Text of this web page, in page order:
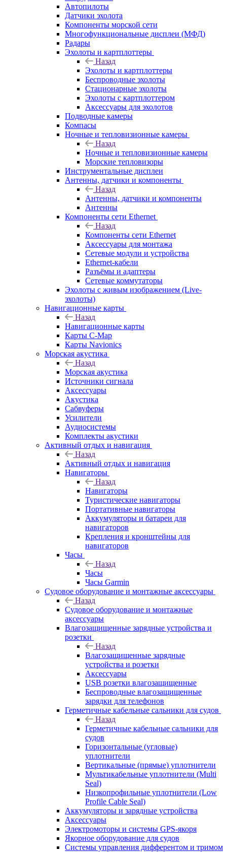
Автопилоты
Датчики эхолота
Компоненты морской сети
Многофункциональные дисплеи (МФД)
Радары
Эхолоты и картплоттеры
Назад
Эхолоты и картплоттеры
Беспроводные эхолоты
Стационарные эхолоты
Эхолоты с картплоттером
Аксессуары для эхолотов
Подводные камеры
Компасы
Ночные и тепловизионные камеры
Назад
Ночные и тепловизионные камеры
Морские тепловизоры
Инструментальные дисплеи
Антенны, датчики и компоненты
Назад
Антенны, датчики и компоненты
Антенны
Компоненты сети Ethernet
Назад
Компоненты сети Ethernet
Аксессуары для монтажа
Сетевые модули и устройства
Ethernet-кабели
Разъёмы и адаптеры
Сетевые коммутаторы
Эхолоты с живым изображением (Live-
эхолоты)
Навигационные карты
Назад
Навигационные карты
Карты C-Map
Карты Navionics
Морская акустика
Назад
Морская акустика
Источники сигнала
Аксессуары
Акустика
Сабвуферы
Усилители
Аудиосистемы
Комплекты акустики
Активный отдых и навигация
Назад
Активный отдых и навигация
Навигаторы
Назад
Навигаторы
Туристические навигаторы
Портативные навигаторы
Аккумуляторы и батареи для
навигаторов
Крепления и кронштейны для
навигаторов
Часы
Назад
Часы
Часы Garmin
Судовое оборудование и монтажные аксессуары
Назад
Судовое оборудование и монтажные
аксессуары
Влагозащищенные зарядные устройства и
розетки
Назад
Влагозащищенные зарядные
устройства и розетки
Аксессуары
USB розетки влагозащищенные
Беспроводные влагозащищенные
зарядки для телефонов
Герметичные кабельные сальники для судов
Назад
Герметичные кабельные сальники для
судов
Горизонтальные (угловые)
уплотнители
Вертикальные (прямые) уплотнители
Мультикабельные уплотнители (Multi
Seal)
Низкопрофильные уплотнители (Low
Profile Cable Seal)
Аккумуляторы и зарядные устройства
Аксессуары
Электромоторы и системы GPS-якоря
Якорное оборудование для судов
Системы управления дифферентом и тримом